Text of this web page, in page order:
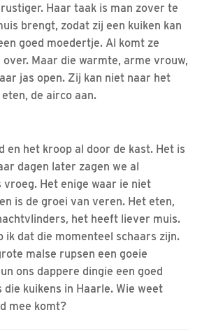
Haar taak is man zover te
brengt, zodat zij een kuiken kan
goed moedertje. Al komt ze
over. Maar die warmte, arme vrouw,
jas open. Zij kan niet naar het
de airco aan.
en het kroop al door de kast. Het is
dagen later zagen we al
vroeg. Het enige waar ie niet
is de groei van veren. Het eten,
het heeft liever muis.
ik dat die momenteel schaars zijn.
malse rupsen een goeie
ons dappere dingie een goed
die kuikens in Haarle. Wie weet
mee komt?